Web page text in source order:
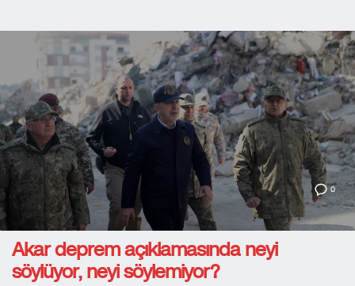
0
Akar deprem açıklamasında neyi
söylüyor, neyi söylemiyor?